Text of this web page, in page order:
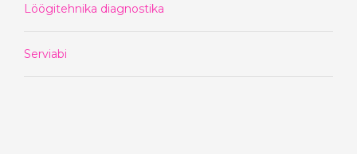
Löögitehnika diagnostika
Serviabi